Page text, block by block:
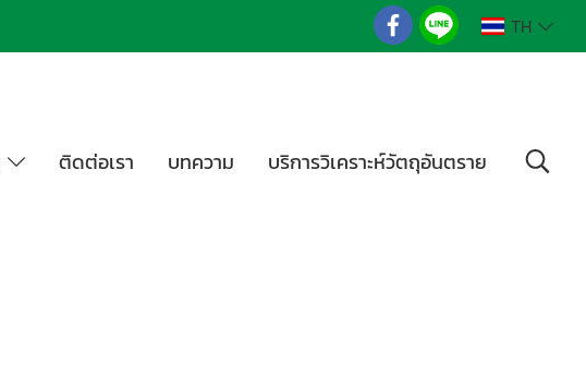
TH
ติดต่อเรา บทความ บริการวิเคราะห์วัตถุอันตราย